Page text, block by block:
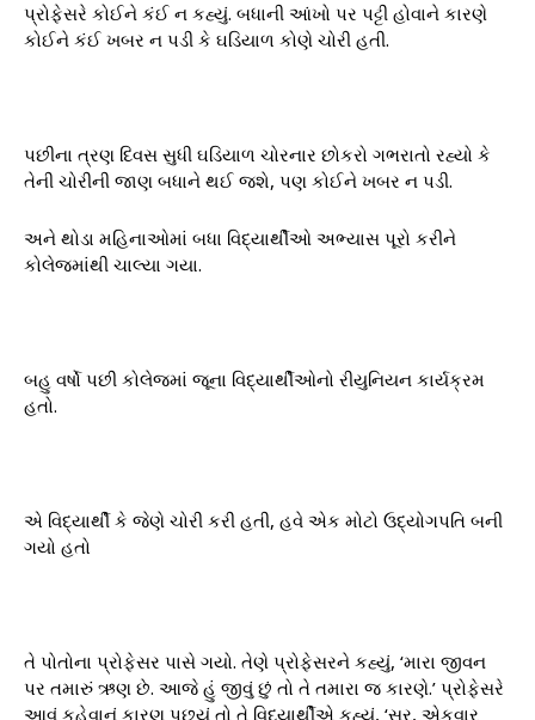
પ્રોફેસરે કોઈને કંઈ ન કહ્યું. બધાની આંખો પર પટ્ટી હોવાને કારણે
કોઈને કંઈ ખબર ન પડી કે ઘડિયાળ કોણે ચોરી હતી.
પછીના ત્રણ દિવસ સુધી ઘડિયાળ ચોરનાર છોકરો ગભરાતો રહ્યો કે
તેની ચોરીની જાણ બધાને થઈ જશે, પણ કોઈને ખબર ન પડી.
અને થોડા મહિનાઓમાં બધા વિદ્યાર્થીઓ અભ્યાસ પૂરો કરીને
કોલેજમાંથી ચાલ્યા ગયા.
બહુ વર્ષો પછી કોલેજમાં જૂના વિદ્યાર્થીઓનો રીયુનિયન કાર્યક્રમ
હતો.
એ વિદ્યાર્થી કે જેણે ચોરી કરી હતી, હવે એક મોટો ઉદ્યોગપતિ બની
ગયો હતો
તે પોતોના પ્રોફેસર પાસે ગયો. તેણે પ્રોફેસરને કહ્યું, ‘મારા જીવન
પર તમારું ઋણ છે. આજે હું જીવું છું તો તે તમારા જ કારણે.’ પ્રોફેસરે
આવું કહેવાનું કારણ પૂછ્યું તો તે વિદ્યાર્થીએ કહ્યું, ‘સર, એકવાર